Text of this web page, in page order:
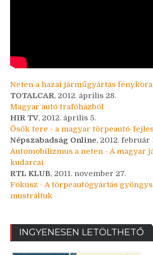
Neten a hazai járműgyártás fénykora
TOTALCAR, 2012. április 28.
Magyar autó trafóházból
HIR TV, 2012. április 5.
Ősök tere - a magyar törpeautó-
Népszabadság Online, 2012. február
Automobilizmus a neten - A magyar
kudarcai
RTL KLUB, 2011. november 27.
Fókusz - A törpeautógyártás
mustráltuk
INGYENESEN LETÖLTHETŐ